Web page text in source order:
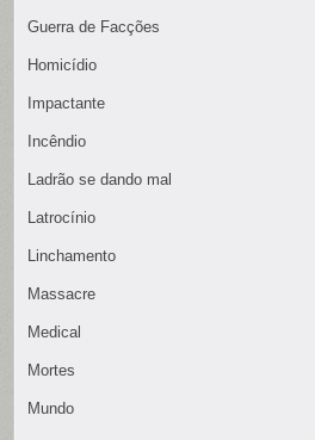
Guerra de Facções
Homicídio
Impactante
Incêndio
Ladrão se dando mal
Latrocínio
Linchamento
Massacre
Medical
Mortes
Mundo